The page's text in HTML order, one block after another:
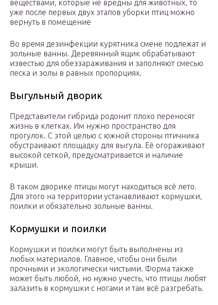
веществами, которые не вредны для животных, то
уже после первых двух этапов уборки птиц можно
вернуть в помещение
Во время дезинфекции курятника смене подлежат и
зольные ванны. Деревянный ящик обрабатывают
известью для обеззараживания и заполняют смесью
песка и золы в равных пропорциях.
Выгульный дворик
Представители гибрида родонит плохо переносят
жизнь в клетках. Им нужно пространство для
прогулок. С этой целью с южной стороны птичника
обустраивают площадку для выгула. Её огораживают
высокой сеткой, предусматривается и наличие
крыши.
В таком дворике птицы могут находиться всё лето.
Для этого на территории устанавливают кормушки,
поилки и обязательно зольные ванны.
Кормушки и поилки
Кормушки и поилки могут быть выполнены из
любых материалов. Главное, чтобы они были
прочными и экологически чистыми. Форма также
может быть любой, но нужно учесть, что птицы любят
залазить в кормушки с ногами и там всё разгребать.